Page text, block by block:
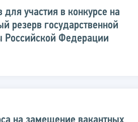
участия в конкурсе на
резерв государственной
Федерации